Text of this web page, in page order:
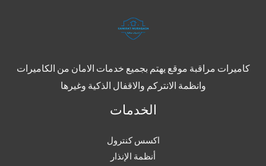
كاميرات مراقبة موقع يهتم بجميع خدمات الامان من الكاميرات
وانظمة الانتركم والاقفال الذكية وغيرها
الخدمات
اكسس كنترول
أنظمة الإنذار